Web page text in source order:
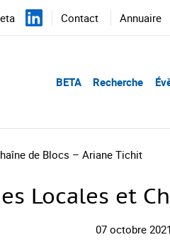
Contact Annuaire
BETA Recherche
de Blocs – Ariane Tichit
Locales et
07 octobre 2021